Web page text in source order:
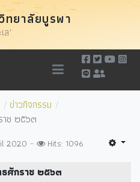
ยาลัยบูรพา
ล"
ข่าวกิจกรรม
าช ๒๕๖๓
2020 Hits: 1096
ศักราช ๒๕๖๓